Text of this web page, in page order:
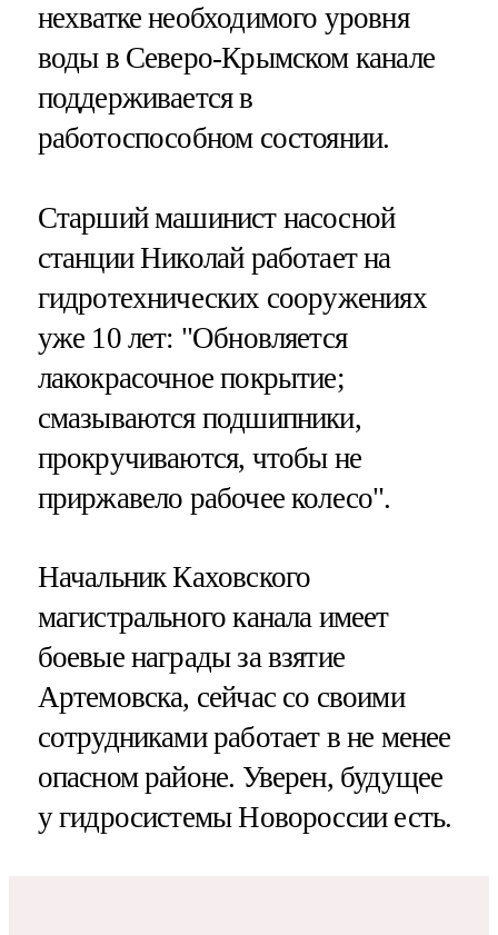
нехватке необходимого уровня
воды в Северо-Крымском канале
поддерживается в
работоспособном состоянии.
Старший машинист насосной
станции Николай работает на
гидротехнических сооружениях
уже 10 лет: "Обновляется
лакокрасочное покрытие;
смазываются подшипники,
прокручиваются, чтобы не
приржавело рабочее колесо".
Начальник Каховского
магистрального канала имеет
боевые награды за взятие
Артемовска, сейчас со своими
сотрудниками работает в не менее
опасном районе. Уверен, будущее
у гидросистемы Новороссии есть.